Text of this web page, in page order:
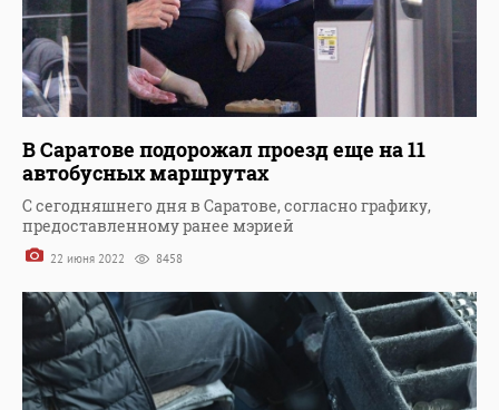
В Саратове подорожал проезд еще на 11
автобусных маршрутах
С сегодняшнего дня в Саратове, согласно графику,
предоставленному ранее мэрией
22 июня 2022 8458